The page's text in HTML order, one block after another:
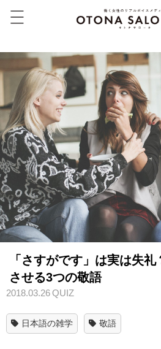
「さすがです」は実は失
させる3つの敬語
2018.03.26QUIZ
日本語の雑学 敬語